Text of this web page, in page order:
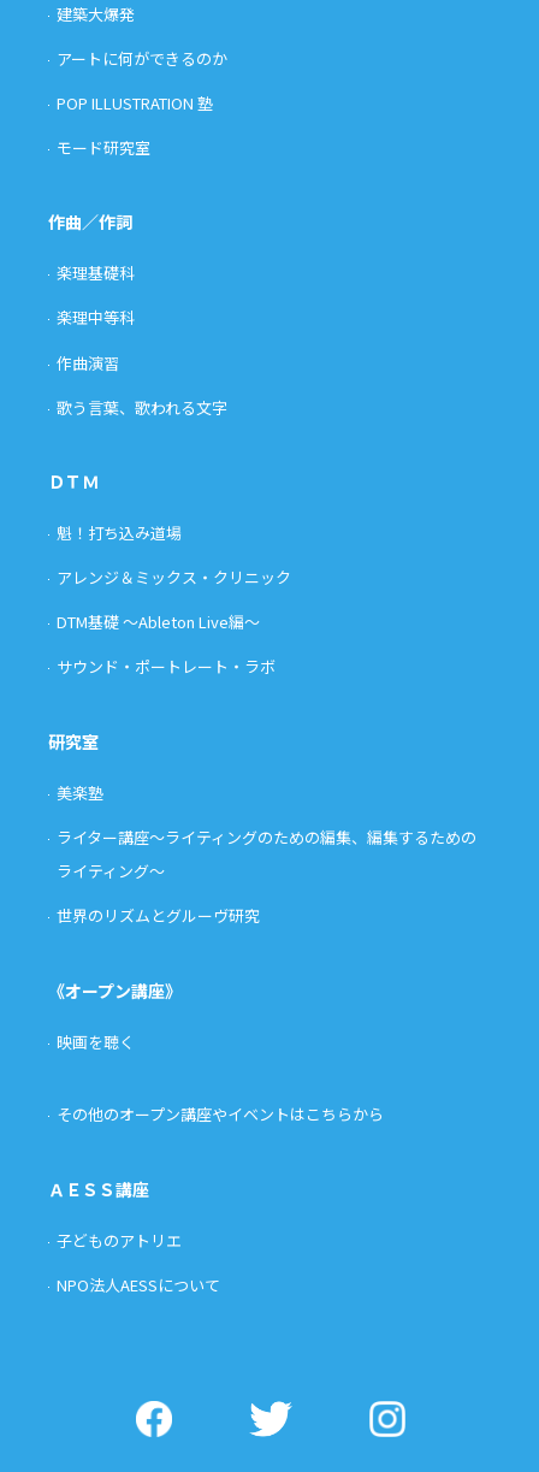
建築大爆発
アートに何ができるのか
POP ILLUSTRATION 塾
モード研究室
作曲／作詞
楽理基礎科
楽理中等科
作曲演習
歌う言葉、歌われる文字
ＤＴＭ
魁！打ち込み道場
アレンジ＆ミックス・クリニック
DTM基礎 〜Ableton Live編〜
サウンド・ポートレート・ラボ
研究室
美楽塾
ライター講座〜ライティングのための編集、編集するための
ライティング〜
世界のリズムとグルーヴ研究
《オープン講座》
映画を聴く
その他のオープン講座やイベントはこちらから
ＡＥＳＳ講座
子どものアトリエ
NPO法人AESSについて